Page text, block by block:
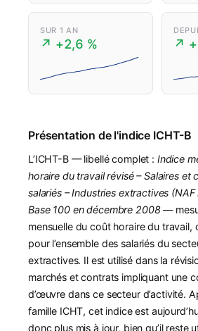
SUR 1 AN
↗ +2,6 % ↗
Présentation de l'indice ICHT-B
L’ICHT-B — libellé complet : Indice
horaire du travail révisé – Salaires et
salariés – Industries extractives
Base 100 en décembre 2008—
mensuelle du coût horaire du travail,
pour l’ensemble des salariés du
extractives. Il est utilisé dans la
marchés et contrats impliquant une
d’œuvre dans ce secteur d’activité.
famille ICHT, cet indice est
donc plus mis à jour, bien qu’il reste